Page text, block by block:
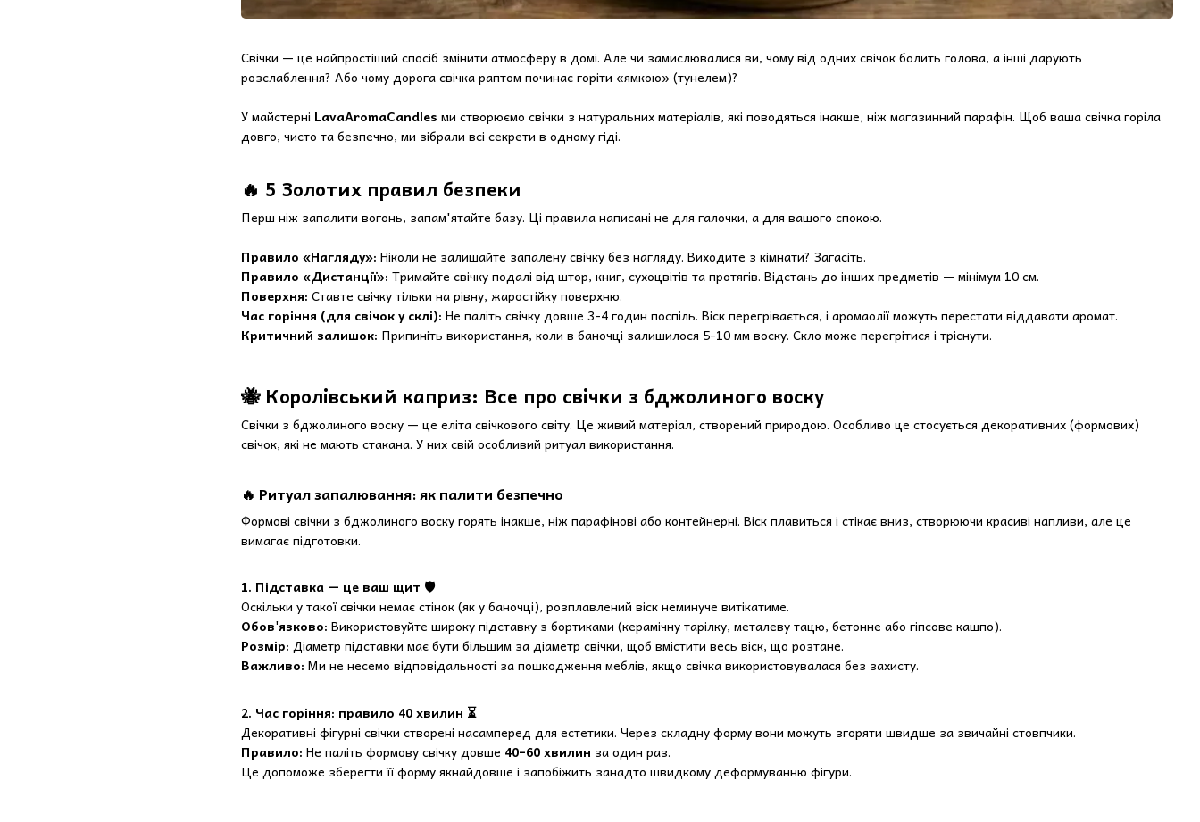
Свічки — це найпростіший спосіб змінити атмосферу в домі. Але чи замислювалися ви, чому від одних свічок болить голова, а інші дарують
розслаблення? Або чому дорога свічка раптом починає горіти «ямкою» (тунелем)?
У майстерні LavaAromaCandles ми створюємо свічки з натуральних матеріалів, які поводяться інакше, ніж магазинний парафін. Щоб ваша свічка горіла
довго, чисто та безпечно, ми зібрали всі секрети в одному гіді.
🔥 5 Золотих правил безпеки
Перш ніж запалити вогонь, запам'ятайте базу. Ці правила написані не для галочки, а для вашого спокою.
Правило «Нагляду»: Ніколи не залишайте запалену свічку без нагляду. Виходите з кімнати? Загасіть.
Правило «Дистанції»: Тримайте свічку подалі від штор, книг, сухоцвітів та протягів. Відстань до інших предметів — мінімум 10 см.
Поверхня: Ставте свічку тільки на рівну, жаростійку поверхню.
Час горіння (для свічок у склі): Не паліть свічку довше 3-4 годин поспіль. Віск перегрівається, і аромаолії можуть перестати віддавати аромат.
Критичний залишок: Припиніть використання, коли в баночці залишилося 5-10 мм воску. Скло може перегрітися і тріснути.
🐝 Королівський каприз: Все про свічки з бджолиного воску
Свічки з бджолиного воску — це еліта свічкового світу. Це живий матеріал, створений природою. Особливо це стосується декоративних (формових)
свічок, які не мають стакана. У них свій особливий ритуал використання.
🔥 Ритуал запалювання: як палити безпечно
Формові свічки з бджолиного воску горять інакше, ніж парафінові або контейнерні. Віск плавиться і стікає вниз, створюючи красиві напливи, але це
вимагає підготовки.
1. Підставка — це ваш щит 🛡️
Оскільки у такої свічки немає стінок (як у баночці), розплавлений віск неминуче витікатиме.
Обов'язково: Використовуйте широку підставку з бортиками (керамічну тарілку, металеву тацю, бетонне або гіпсове кашпо).
Розмір: Діаметр підставки має бути більшим за діаметр свічки, щоб вмістити весь віск, що розтане.
Важливо: Ми не несемо відповідальності за пошкодження меблів, якщо свічка використовувалася без захисту.
2. Час горіння: правило 40 хвилин ⏳
Декоративні фігурні свічки створені насамперед для естетики. Через складну форму вони можуть згоряти швидше за звичайні стовпчики.
Правило: Не паліть формову свічку довше 40–60 хвилин за один раз.
Це допоможе зберегти її форму якнайдовше і запобіжить занадто швидкому деформуванню фігури.